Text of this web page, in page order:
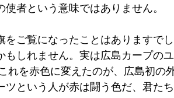
者という意味ではありません。
ご覧になったことはありますで
しれません。実は広島カープの
れを赤色に変えたのが、広島初の
という人が赤は闘う色だ、君た